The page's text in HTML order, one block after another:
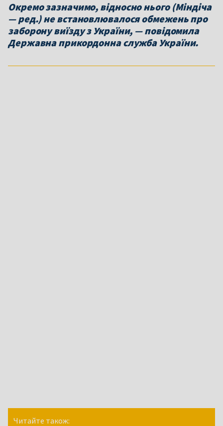
Окремо зазначимо, відносно нього (Міндіча
— ред.) не встановлювалося обмежень про
заборону виїзду з України, — повідомила
Державна прикордонна служба України.
Читайте також: